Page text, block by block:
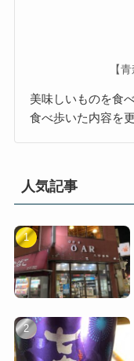
【
美味しいものを食
食べ歩いた内容を
人気記事